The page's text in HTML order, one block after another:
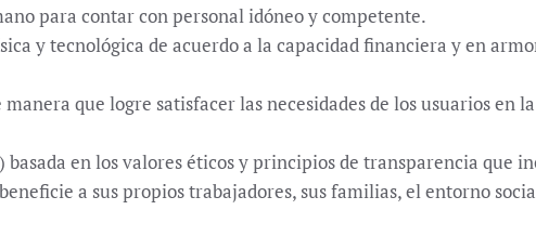
para contar con personal idóneo y competente.
y tecnológica de acuerdo a la capacidad financiera y en
que logre satisfacer las necesidades de los usuarios en la
basada en los valores éticos y principios de transparencia que
a sus propios trabajadores, sus familias, el entorno